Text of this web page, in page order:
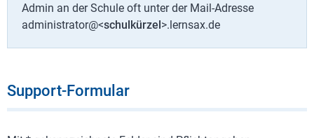
Admin an der Schule oft unter der Mail-Adresse
administrator@<schulkürzel>.lernsax.de
Support-Formular